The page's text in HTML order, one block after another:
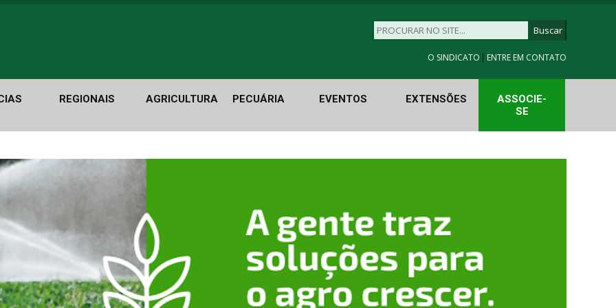
O SINDICATO | ENTRE EM CONTATO
REGIONAIS AGRICULTURA PECUÁRIA EVENTOS EXTENSÕES
ASSOCIE-
SE